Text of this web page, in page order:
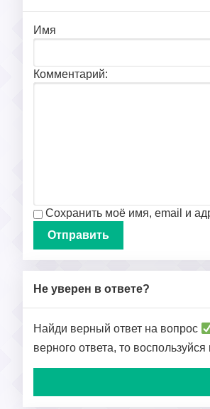
Имя
Комментарий:
Сохранить моё имя, email и
Не уверен в ответе?
Найди верный ответ на вопрос
верного ответа, то